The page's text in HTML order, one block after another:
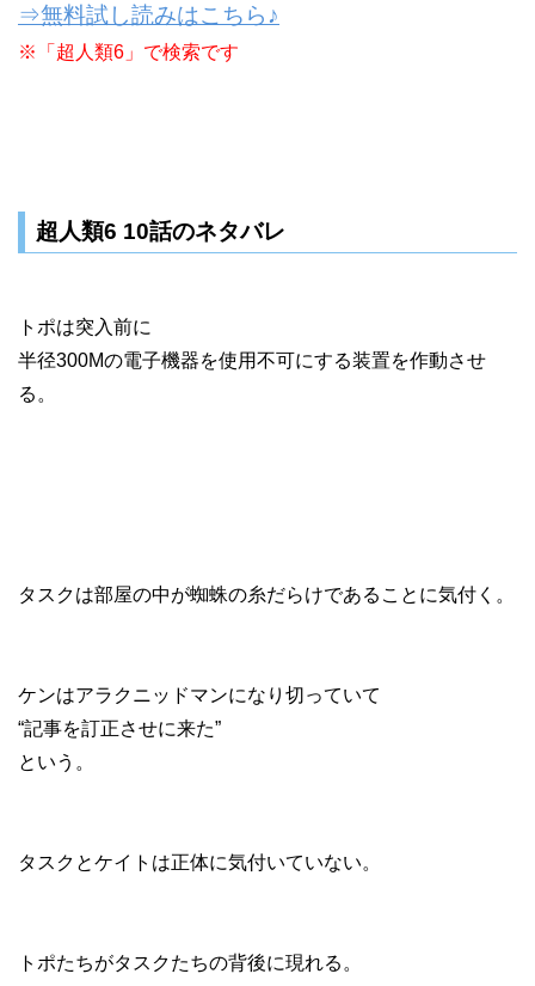
⇒無料試し読みはこちら♪
※「超人類6」で検索です
超人類6 10話のネタバレ
トポは突入前に
半径300Mの電子機器を使用不可にする装置を作動させ
る。
タスクは部屋の中が蜘蛛の糸だらけであることに気付く。
ケンはアラクニッドマンになり切っていて
“記事を訂正させに来た”
という。
タスクとケイトは正体に気付いていない。
トポたちがタスクたちの背後に現れる。